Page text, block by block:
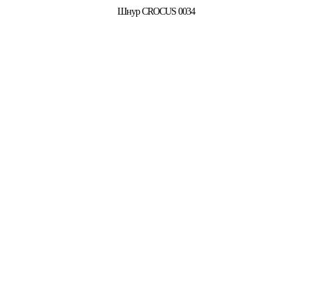
Шнур CROCUS 0034